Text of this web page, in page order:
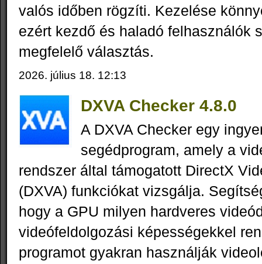
valós időben rögzíti. Kezelése
ezért kezdő és haladó felhasználók
megfelelő választás.
2026. július 18. 12:13
DXVA Checker 4.8.0
A DXVA Checker egy
segédprogram, amely a
rendszer által támogatott DirectX
(DXVA) funkciókat vizsgálja.
hogy a GPU milyen hardveres
videófeldolgozási képességekkel
programot gyakran használják